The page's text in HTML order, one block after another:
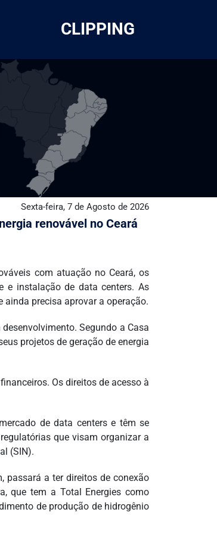
CLIPPING
Sexta-feira, 7 de Agosto de 2026
renovável no Ceará
com atuação no Ceará, os
e instalação de data centers. As
precisa aprovar a operação.
Segundo a Casa
projetos de geração de energia
Os direitos de acesso à
de data centers e têm se
que visam organizar a
(SIN).
passará a ter direitos de conexão
que tem a Total Energies como
de produção de hidrogênio